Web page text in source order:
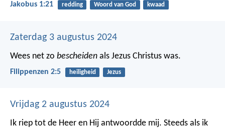
Jakobus 1:21 redding Woord van God kwaad
Zaterdag 3 augustus 2024
Wees net zo bescheiden als Jezus Christus was.
Filippenzen 2:5 heiligheid Jezus
Vrijdag 2 augustus 2024
Ik riep tot de Heer en Hij antwoordde mij. Steeds als ik